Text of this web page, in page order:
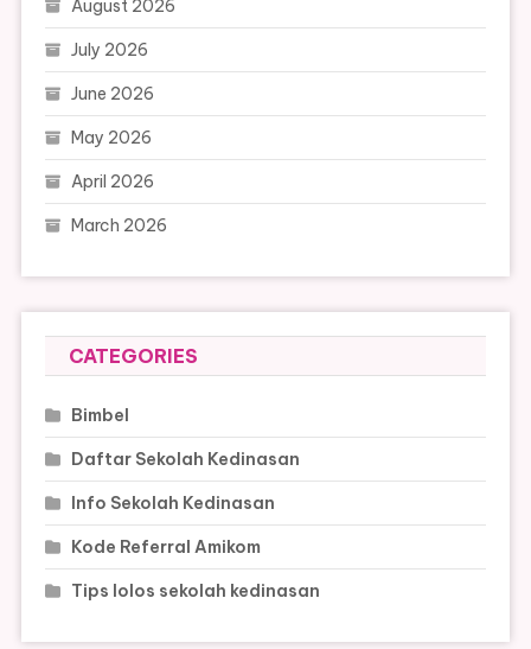
August 2026
July 2026
June 2026
May 2026
April 2026
March 2026
CATEGORIES
Bimbel
Daftar Sekolah Kedinasan
Info Sekolah Kedinasan
Kode Referral Amikom
Tips lolos sekolah kedinasan